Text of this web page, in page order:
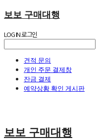
보보 구매대행
LOG IN로그인
견적 문의
개인 주문 결제창
잔금 결제
예약상황 확인 게시판
보보 구매대행